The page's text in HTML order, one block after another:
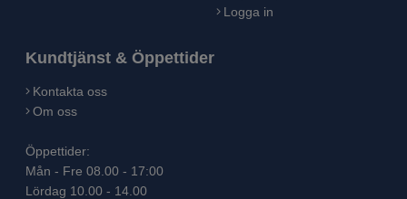
Logga in
Kundtjänst & Öppettider
Kontakta oss
Om oss
Öppettider:
Mån - Fre 08.00 - 17:00
Lördag 10.00 - 14.00